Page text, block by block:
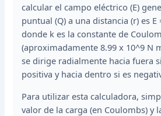
calcular el campo eléctrico (E)
puntual (Q) a una distancia (r) es
donde k es la constante de
(aproximadamente 8.99 x 10^9 N
se dirige radialmente hacia fuera
positiva y hacia dentro si es
Para utilizar esta calculadora,
valor de la carga (en Coulombs) y